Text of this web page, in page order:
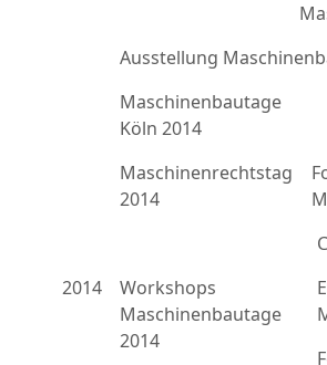
Ausstellung
2014
Maschinenbautage
Köln 2014
Maschinenrechtstag
2014
Workshops
Maschinenbautage
2014